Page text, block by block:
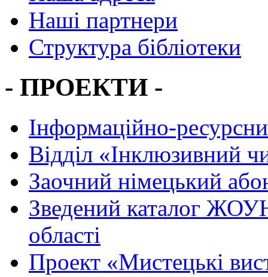
Наші партнери
Структура бібліотеки
- ПРОЕКТИ -
Інформаційно-
Вiддiл «Інклюзивний
Заочний німецький
Зведений каталог
області
Проект «Мистецькі